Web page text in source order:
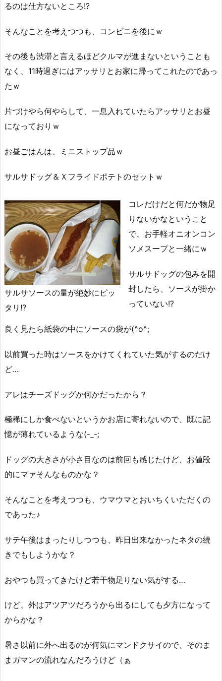
るのは仕方ないところ!?
そんなことを考えつつも、コンビニを後にｗ
その後も渋滞と言えるほどクルマが進まないということも
なく、11時過ぎにはアッサリとお家に帰ってこれたのであっ
たｗ
片づけやら何やらして、一息入れていたらアッサリとお昼
になっておりｗ
お昼ごはんは、ミニストップ品ｗ
サルサドッグ＆Ｘフライドポテトのセットｗ
サルサソースの量が絶妙にピッ
タリ!?
コレだけだと何だか物足
りないかなということ
で、お手軽オニオンコン
ソメスープと一緒にｗ
サルサドッグの包みを開
封したら、ソースが掛か
っていない!?
良く見たら紙袋の中にソースの袋が(^o^;
以前買った時はソースをかけてくれていた気がするのだけ
ど…
アレはチーズドッグか何かだったから？
極稀にしか食べないというかお店に寄れないので、既に記
憶が薄れているような(-_-;
ドッグの大きさが小さ目なのは前回も感じたけど、お値段
的にマァそんなものかな？
そんなことを考えつつも、ウマウマとおいちくいただくの
であった♪
サテ午後はまったりしつつも、昨日出来なかったネタの続
きでもしようかな？
おやつも買ってきたけど若干物足りない気がする…
けど、外はアツアツだろうから出るにしても夕方になって
からかな？
暑さ以前に外へ出るのが何気にマンドクサイので、そのま
まガマンの流れなんだろうけど（ぁ